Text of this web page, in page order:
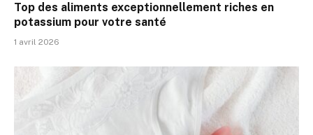
Top des aliments exceptionnellement riches en
potassium pour votre santé
1 avril 2026